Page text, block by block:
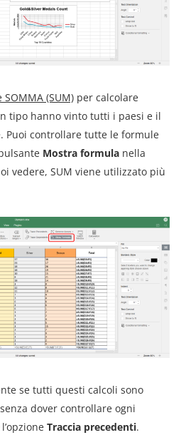
(SUM) per calcolare
tipo hanno vinto tutti i paesi e il
Puoi controllare tutte le formule
Mostra formula nella
vedere, SUM viene utilizzato più
se tutti questi calcoli sono
dover controllare ogni
Traccia precedenti.